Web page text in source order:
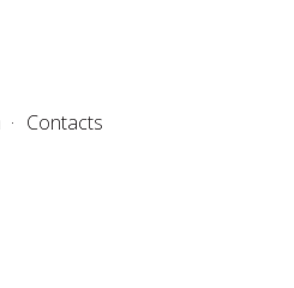
Contacts